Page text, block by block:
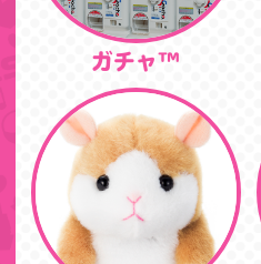
ガチャ™